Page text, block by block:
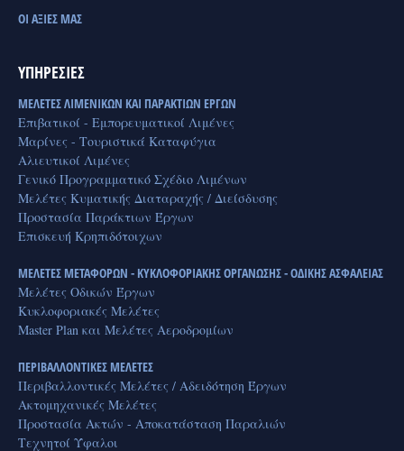
ΟΙ ΑΞΙΕΣ ΜΑΣ
ΥΠΗΡΕΣΙΕΣ
ΜΕΛΕΤΕΣ ΛΙΜΕΝΙΚΩΝ ΚΑΙ ΠΑΡΑΚΤΙΩΝ ΕΡΓΩΝ
Επιβατικοί - Εμπορευματικοί Λιμένες
Μαρίνες - Τουριστικά Καταφύγια
Αλιευτικοί Λιμένες
Γενικό Προγραμματικό Σχέδιο Λιμένων
Μελέτες Κυματικής Διαταραχής / Διείσδυσης
Προστασία Παράκτιων Έργων
Επισκευή Κρηπιδότοιχων
ΜΕΛΕΤΕΣ ΜΕΤΑΦΟΡΩΝ - ΚΥΚΛΟΦΟΡΙΑΚΗΣ ΟΡΓΑΝΩΣΗΣ - ΟΔΙΚΗΣ ΑΣΦΑΛΕΙΑΣ
Μελέτες Οδικών Έργων
Κυκλοφοριακές Μελέτες
Master Plan και Μελέτες Αεροδρομίων
ΠΕΡΙΒΑΛΛΟΝΤΙΚΕΣ ΜΕΛΕΤΕΣ
Περιβαλλοντικές Μελέτες / Αδειδότηση Έργων
Ακτομηχανικές Μελέτες
Προστασία Ακτών - Αποκατάσταση Παραλιών
Τεχνητοί Ύφαλοι